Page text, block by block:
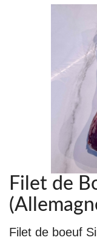
Filet de
Filet de boeuf